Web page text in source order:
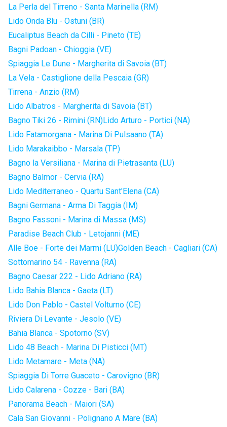
La Perla del Tirreno - Santa Marinella (RM)
Lido Onda Blu - Ostuni (BR)
Eucaliptus Beach da Cilli - Pineto (TE)
Bagni Padoan - Chioggia (VE)
Spiaggia Le Dune - Margherita di Savoia (BT)
La Vela - Castiglione della Pescaia (GR)
Tirrena - Anzio (RM)
Lido Albatros - Margherita di Savoia (BT)
Bagno Tiki 26 - Rimini (RN)Lido Arturo - Portici (NA)
Lido Fatamorgana - Marina Di Pulsaano (TA)
Lido Marakaibbo - Marsala (TP)
Bagno la Versiliana - Marina di Pietrasanta (LU)
Bagno Balmor - Cervia (RA)
Lido Mediterraneo - Quartu Sant'Elena (CA)
Bagni Germana - Arma Di Taggia (IM)
Bagno Fassoni - Marina di Massa (MS)
Paradise Beach Club - Letojanni (ME)
Alle Boe - Forte dei Marmi (LU)Golden Beach - Cagliari (CA)
Sottomarino 54 - Ravenna (RA)
Bagno Caesar 222 - Lido Adriano (RA)
Lido Bahia Blanca - Gaeta (LT)
Lido Don Pablo - Castel Volturno (CE)
Riviera Di Levante - Jesolo (VE)
Bahia Blanca - Spotorno (SV)
Lido 48 Beach - Marina Di Pisticci (MT)
Lido Metamare - Meta (NA)
Spiaggia Di Torre Guaceto - Carovigno (BR)
Lido Calarena - Cozze - Bari (BA)
Panorama Beach - Maiori (SA)
Cala San Giovanni - Polignano A Mare (BA)